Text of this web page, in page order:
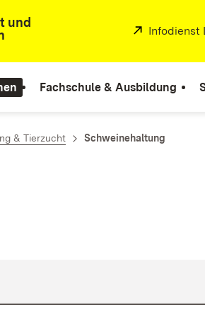
und
Extern:
Infodienst
Fachschule & Ausbildung
& Tierzucht Schweinehaltung